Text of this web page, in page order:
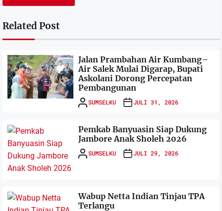
Related Post
Jalan Prambahan Air Kumbang–
Air Salek Mulai Digarap, Bupati
Askolani Dorong Percepatan
Pembangunan
SUMSELKU JULI 31, 2026
Pemkab Banyuasin Siap Dukung
Jambore Anak Sholeh 2026
SUMSELKU JULI 29, 2026
Wabup Netta Indian Tinjau TPA
Terlangu